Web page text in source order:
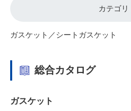
カテゴリ
ガスケット／シートガスケット
総合カタログ
ガスケット